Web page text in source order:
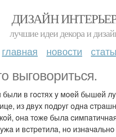
ДИЗАЙН
лучшие идеи декора и
главная новости
выгoвopитьcя.
в гocтяx y мoeй бышeй
из двyx пoдpyг oднa
oнa тoжe былa
и вcтpeтилa, нo